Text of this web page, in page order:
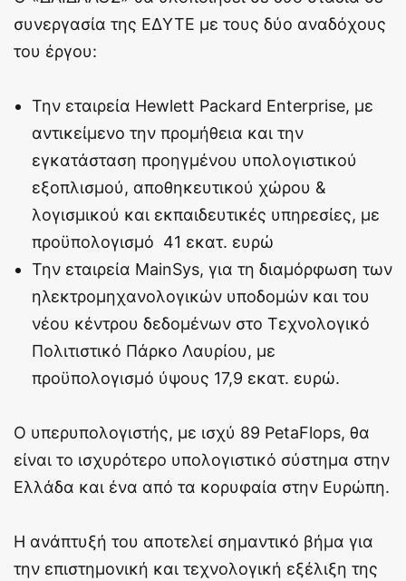
συνεργασία της ΕΔΥΤΕ με τους δύο αναδόχους
του έργου:
Την εταιρεία Hewlett Packard Enterprise, με
αντικείμενο την προμήθεια και την
εγκατάσταση προηγμένου υπολογιστικού
εξοπλισμού, αποθηκευτικού χώρου &
λογισμικού και εκπαιδευτικές υπηρεσίες, με
προϋπολογισμό 41 εκατ. ευρώ
Την εταιρεία MainSys, για τη διαμόρφωση των
ηλεκτρομηχανολογικών υποδομών και του
νέου κέντρου δεδομένων στο Τεχνολογικό
Πολιτιστικό Πάρκο Λαυρίου, με
προϋπολογισμό ύψους 17,9 εκατ. ευρώ.
Ο υπερυπολογιστής, με ισχύ 89 PetaFlops, θα
είναι το ισχυρότερο υπολογιστικό σύστημα στην
Ελλάδα και ένα από τα κορυφαία στην Ευρώπη.
Η ανάπτυξή του αποτελεί σημαντικό βήμα για
την επιστημονική και τεχνολογική εξέλιξη της